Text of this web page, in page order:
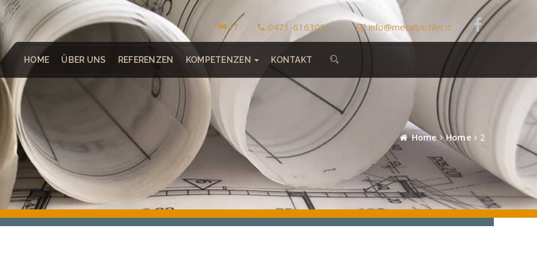
IT 0471-616309 info@metallpichler.it
HOME ÜBER UNS REFERENZEN KOMPETENZEN KONTAKT
Home Home 2